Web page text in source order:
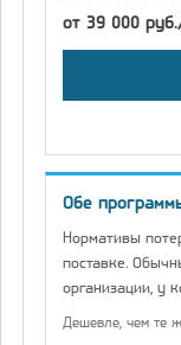
от 39 000
Обе
Нормативы
поставке.
организации, у
Дешевле, чем те